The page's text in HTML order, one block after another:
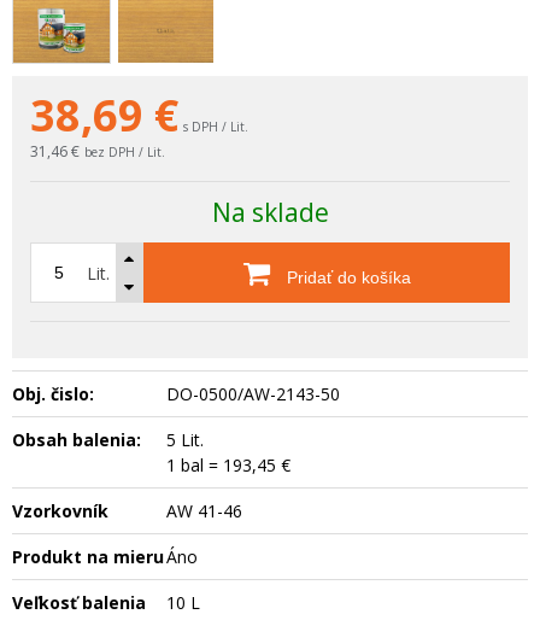
38,69 € s DPH / Lit.
31,46 € bez DPH / Lit.
Na sklade
Lit. Pridať do košíka
Obj. čislo:
DO-0500/AW-2143-50
Obsah balenia:
5 Lit.
1 bal = 193,45 €
Vzorkovník
AW 41-46
Produkt na mieruÁno
Veľkosť balenia
10 L